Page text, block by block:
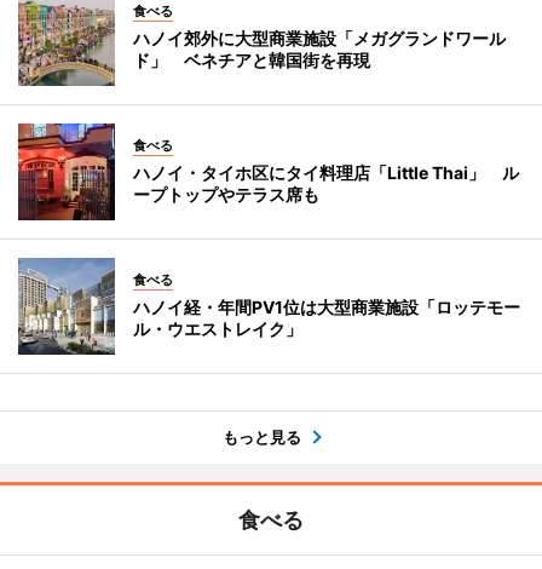
食べる
ハノイ郊外に大型商業施設「メガグランドワール
ド」 ベネチアと韓国街を再現
食べる
ハノイ・タイホ区にタイ料理店「Little Thai」 ル
ープトップやテラス席も
食べる
ハノイ経・年間PV1位は大型商業施設「ロッテモー
ル・ウエストレイク」
もっと見る
食べる